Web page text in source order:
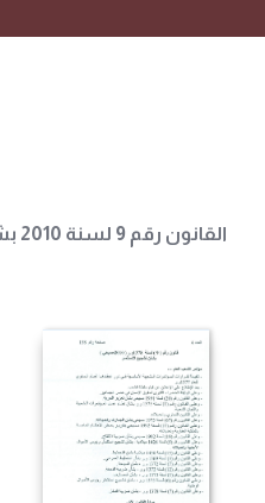
القانون رقم 9 لسنة 2010 بشأن تشجيع الاستثمار